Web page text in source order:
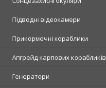
Підводні відеокамери
Прикормочні кораблики
Апгрейд карпових корабликів
Генератори